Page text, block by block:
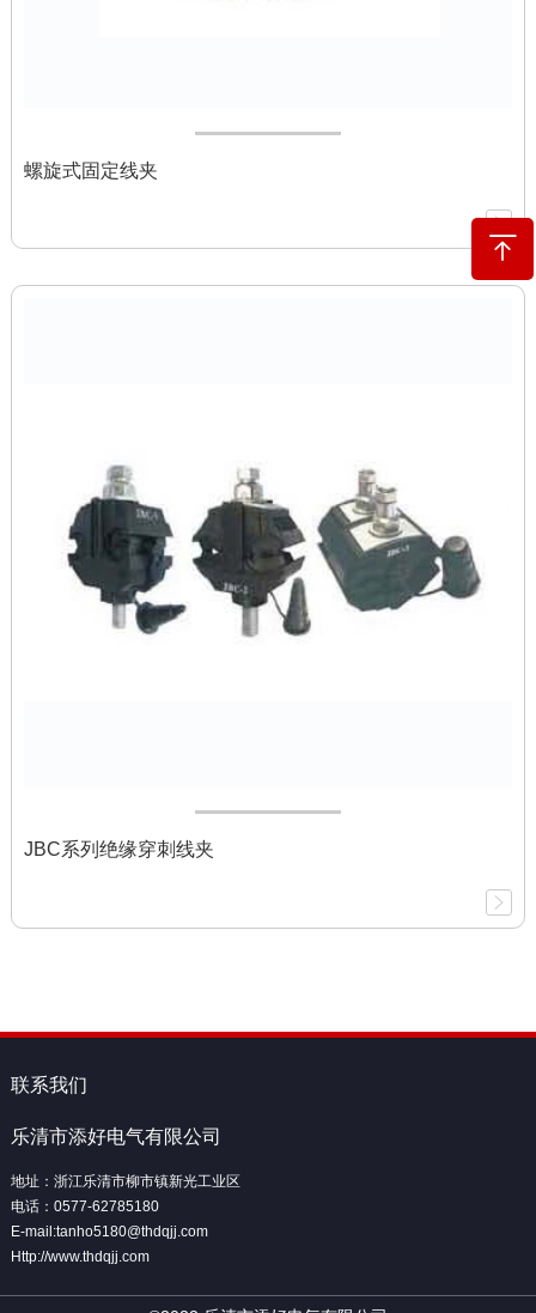
螺旋式固定线夹
JBC系列绝缘穿刺线夹
联系我们
乐清市添好电气有限公司
地址：浙江乐清市柳市镇新光工业区
电话：0577-62785180
E-mail:tanho5180@thdqjj.com
Http://www.thdqjj.com